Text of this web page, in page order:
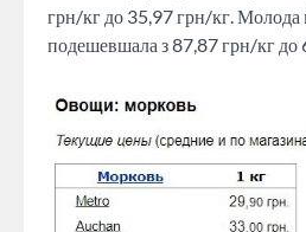
грн/кг до 35,97 грн/кг. Молода
подешевшала з 87,87 грн/кг до